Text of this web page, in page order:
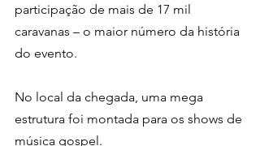
participação de mais de 17 mil
caravanas – o maior número da história
do evento.
No local da chegada, uma mega
estrutura foi montada para os shows de
música gospel.